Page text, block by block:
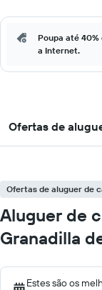
Poupa até
a Internet.
Ofertas de
Ofertas de aluguer de
Aluguer de
Granadilla
Estes são os